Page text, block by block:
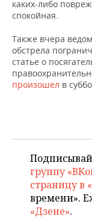
каких-либо
спокойная.
Также вчера
обстрела
статье о
произошел в
группу
страницу в
времени».
«Дзене».